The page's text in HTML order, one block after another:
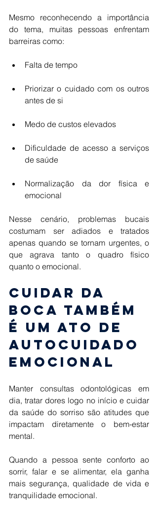
Mesmo reconhecendo a importância
do tema, muitas pessoas enfrentam
barreiras como:
Falta de tempo
Priorizar o cuidado com os outros
antes de si
Medo de custos elevados
Dificuldade de acesso a serviços
de saúde
Normalização da dor física e
emocional
Nesse cenário, problemas bucais
costumam ser adiados e tratados
apenas quando se tornam urgentes, o
que agrava tanto o quadro físico
quanto o emocional.
Cuidar da
boca também
é um ato de
autocuidado
emocional
Manter consultas odontológicas em
dia, tratar dores logo no início e cuidar
da saúde do sorriso são atitudes que
impactam diretamente o bem-estar
mental.
Quando a pessoa sente conforto ao
sorrir, falar e se alimentar, ela ganha
mais segurança, qualidade de vida e
tranquilidade emocional.